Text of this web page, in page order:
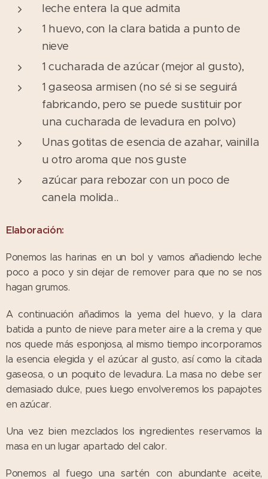
leche entera la que admita
1 huevo, con la clara batida a punto de
nieve
1 cucharada de azúcar (mejor al gusto),
1 gaseosa armisen (no sé si se seguirá
fabricando, pero se puede sustituir por
una cucharada de levadura en polvo)
Unas gotitas de esencia de azahar, vainilla
u otro aroma que nos guste
azúcar para rebozar con un poco de
canela molida..
Elaboración:
Ponemos las harinas en un bol y vamos añadiendo leche
poco a poco y sin dejar de remover para que no se nos
hagan grumos.
A continuación añadimos la yema del huevo, y la clara
batida a punto de nieve para meter aire a la crema y que
nos quede más esponjosa, al mismo tiempo incorporamos
la esencia elegida y el azúcar al gusto, así como la citada
gaseosa, o un poquito de levadura. La masa no debe ser
demasiado dulce, pues luego envolveremos los papajotes
en azúcar.
Una vez bien mezclados los ingredientes reservamos la
masa en un lugar apartado del calor.
Ponemos al fuego una sartén con abundante aceite,